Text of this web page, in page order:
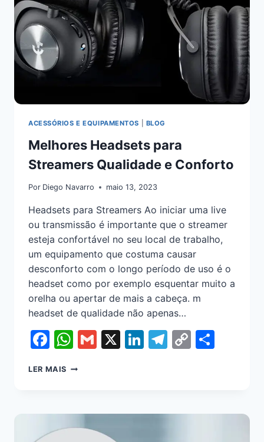
ACESSÓRIOS E EQUIPAMENTOS BLOG
Melhores Headsets para
Streamers Qualidade e Conforto
Por Diego Navarro maio 13, 2023
Headsets para Streamers Ao iniciar uma live
ou transmissão é importante que o streamer
esteja confortável no seu local de trabalho,
um equipamento que costuma causar
desconforto com o longo período de uso é o
headset como por exemplo esquentar muito a
orelha ou apertar de mais a cabeça. m
headset de qualidade não apenas…
Facebook
WhatsApp
Gmail
X LinkedIn
Telegram
Copy
LER MAIS